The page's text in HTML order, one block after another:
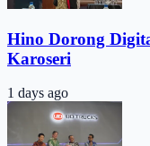
Hino Dorong
Karoseri
1 days ago